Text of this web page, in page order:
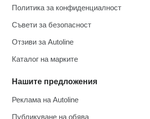
Политика за конфиденциалност
Съвети за безопасност
Отзиви за Autoline
Каталог на марките
Нашите предложения
Реклама на Autoline
Публикуване на обява